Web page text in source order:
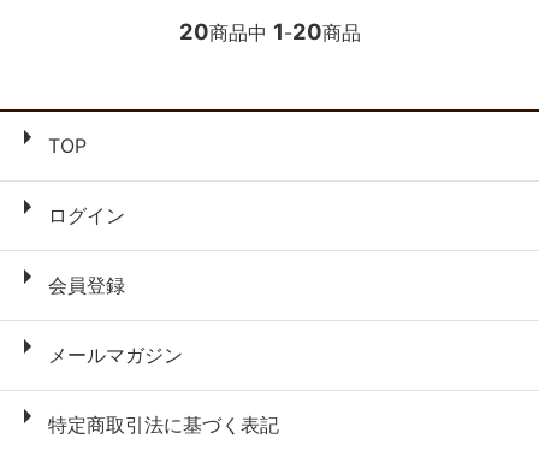
20商品中 1-20商品
TOP
ログイン
会員登録
メールマガジン
特定商取引法に基づく表記